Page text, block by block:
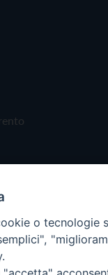
o tecnologie